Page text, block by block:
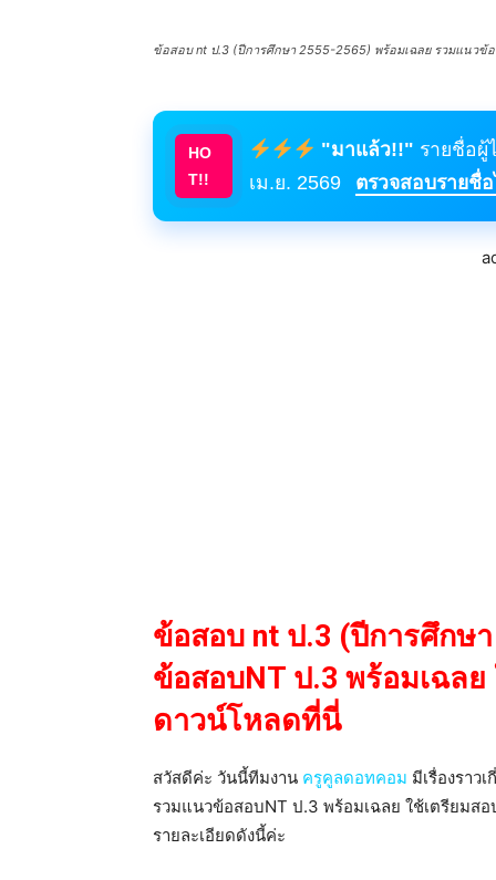
ข้อสอบ nt ป.3 (ปีการศึกษา 2555-2565) พร้อมเฉลย รวมแนวข้
HO
T!!
"มาแล้ว!!" รายชื่อผู้
เม.ย. 2569
ตรวจสอบรายชื่
ข้อสอบ nt ป.3 (ปีการศึกษ
ข้อสอบNT ป.3 พร้อมเฉลย
ดาวน์โหลดที่นี่
สวัสดีค่ะ วันนี้ทีมงาน ครูคูลดอทคอม มีเรื่องราว
รวมแนวข้อสอบNT ป.3 พร้อมเฉลย ใช้เตรียม
รายละเอียดดังนี้ค่ะ